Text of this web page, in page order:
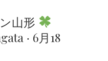
山形
· 6月18